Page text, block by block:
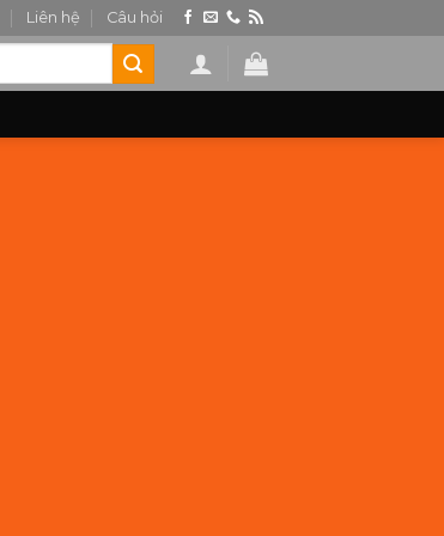
Liên hệ Câu hỏi